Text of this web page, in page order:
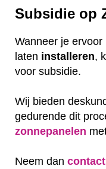
Subsidie op
Wanneer je ervoor
laten installeren,
voor subsidie.
Wij bieden
gedurende dit
zonnepanelen
Neem dan contact